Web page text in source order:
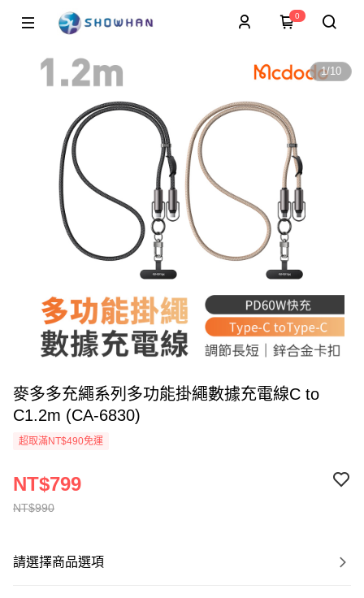
0
1/10
麥多多充繩系列多功能掛繩數據充電線C to
C1.2m (CA-6830)
超取滿NT$490免運
NT$990
NT$799
請選擇商品選項